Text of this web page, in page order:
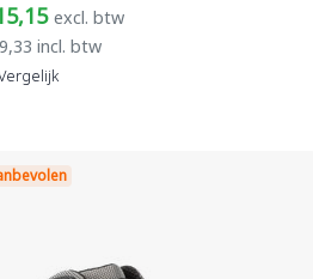
excl. btw
incl. btw